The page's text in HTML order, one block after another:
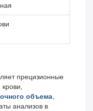
прецизионные
объема,
анализов в